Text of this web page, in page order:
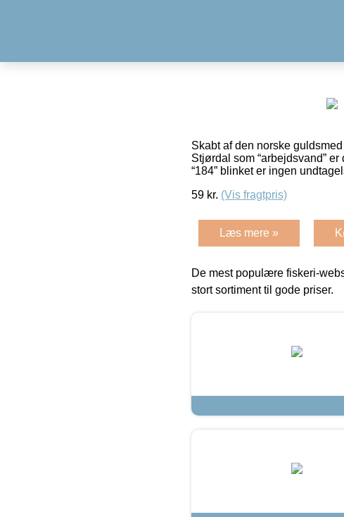
Skabt af den norske
Stjørdal som “arbejdsvand”
“184” blinket er ingen
59 kr. (Vis fragtpris)
Læs mere »
De mest populære fiskeri-
stort sortiment til gode priser.